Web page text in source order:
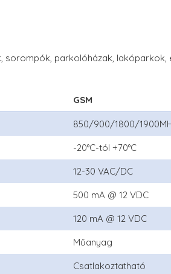
sorompók, parkolóházak, lakóparkok,
GSM
850/900/1800/
-20°C-tól +70°C
12-30 VAC/DC
500 mA @ 12 VDC
120 mA @ 12 VDC
Műanyag
Csatlakoztatható